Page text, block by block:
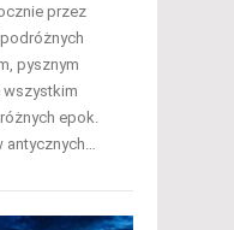
przez
pysznym
wszystkim
epok.